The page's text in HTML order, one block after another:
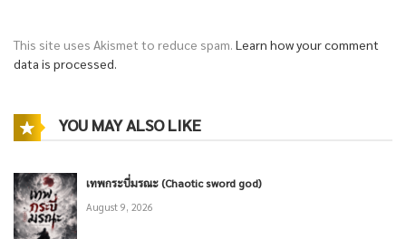
This site uses Akismet to reduce spam. Learn how your comment
data is processed.
YOU MAY ALSO LIKE
เทพกระบี่มรณะ (Chaotic sword god)
August 9, 2026